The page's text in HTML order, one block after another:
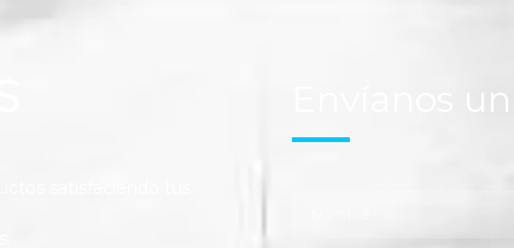
Envíanos